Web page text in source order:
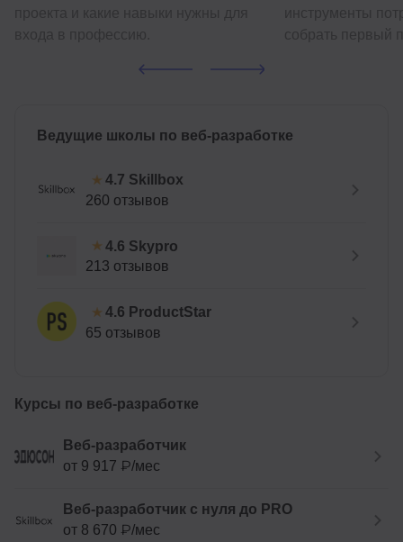
Ведущие школы по веб-разработке
4.7 Skillbox
260 отзывов
4.6 Skypro
213 отзывов
4.6 ProductStar
65 отзывов
Курсы по веб-разработке
Веб-разработчик
от 9 917 ₽/мес
Веб-разработчик с нуля до PRO
от 8 670 ₽/мес